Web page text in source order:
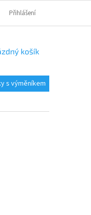
OD KUPNÍ SMLOUVY
Přihlášení
košík
s výměníkem